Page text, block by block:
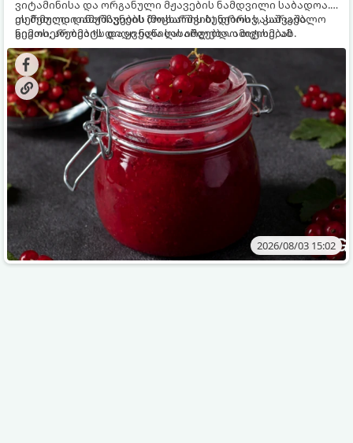
ვიტამინისა და ორგანული მჟავების ნამდვილი საბადოა.
თერმული დამუშავების (მოხარშვის) დროს სასარგებლო
ნივთიერებების დიდი ნაწილი იშლება. ამიტომ, ამ
კენკრის ზამთრისთვის შესანახად საუკეთესო გზა
„ცოცხალი ჯემის“ მომზადებაა - მოხარშვის გარეშე.
ეს მეთოდი ინარჩუნებს მოცხარის ბუნებრივ, კაშკაშა
გემოს, არომატს და ყველა სასარგებლო თვისებას.
2026/08/03 15:02